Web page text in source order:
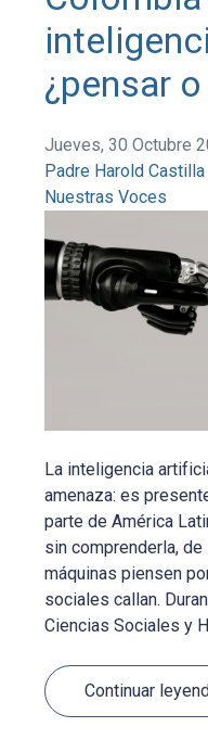
¿pensar
Jueves, 30 Octubre
Padre Harold
Nuestras Voces
La inteligencia
amenaza: es
parte de América
sin comprenderla,
máquinas piensen
sociales callan.
Ciencias Sociales y
Continuar